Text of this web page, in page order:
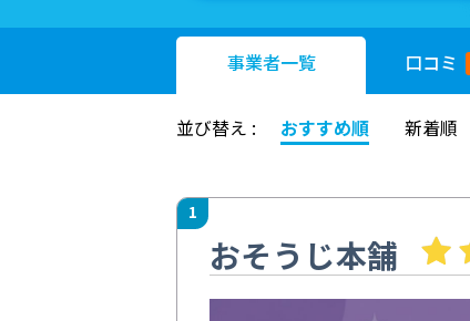
事業者一覧 口コミ
並び替え : おすすめ順 新着順
1
おそうじ本舗